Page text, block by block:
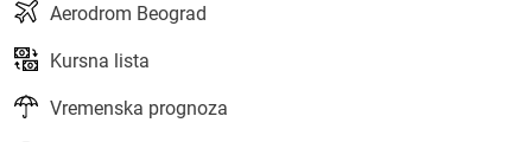
Aerodrom Beograd
Kursna lista
Vremenska prognoza